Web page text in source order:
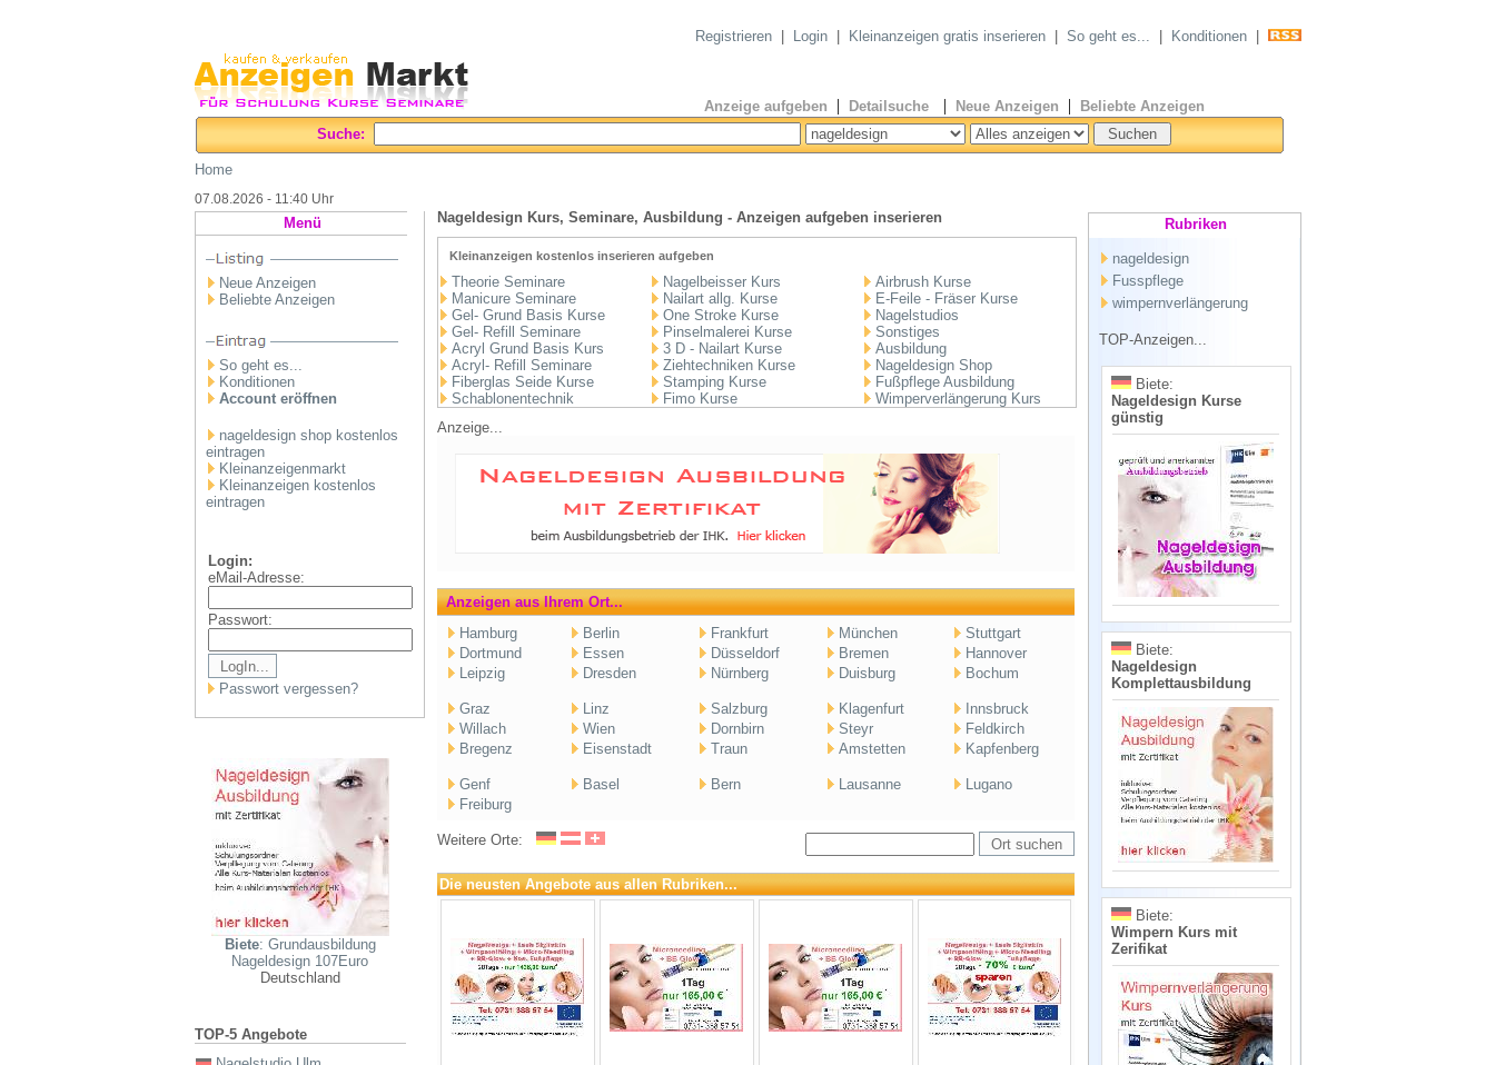
Registrieren| Login| Kleinanzeigen gratis inserieren| So geht es... Konditionen|
Anzeige aufgeben | Detailsuche | Neue Anzeigen |
Beliebte Anzeigen
Suche:
Home
07.08.2026 - 11:40 Uhr
Menü
Neue Anzeigen
Beliebte Anzeigen
So geht es...
Konditionen
Account eröffnen
nageldesign shop kostenlos
eintragen
Kleinanzeigenmarkt
Kleinanzeigen kostenlos
eintragen
Login:
eMail-Adresse:
Passwort:
Passwort vergessen?
Biete: Grundausbildung
Nageldesign 107Euro
Deutschland
TOP-5 Angebote
Nageldesign Kurs, Seminare, Ausbildung - Anzeigen aufgeben inserieren
Kleinanzeigen kostenlos inserieren aufgeben
Theorie Seminare
Manicure Seminare
Gel- Grund Basis Kurse
Gel- Refill Seminare
Acryl Grund Basis Kurs
Acryl- Refill Seminare
Fiberglas Seide Kurse
Schablonentechnik
Nagelbeisser Kurs
Nailart allg. Kurse
One Stroke Kurse
Pinselmalerei Kurse
3 D - Nailart Kurse
Ziehtechniken Kurse
Stamping Kurse
Fimo Kurse
Airbrush Kurse
E-Feile - Fräser Kurse
Nagelstudios
Sonstiges
Ausbildung
Nageldesign Shop
Fußpflege Ausbildung
Wimperverlängerung Kurs
Anzeige...
Anzeigen aus Ihrem Ort...
Hamburg
Berlin Frankfurt München
Stuttgart
Dortmund
Essen Düsseldorf Bremen
Hannover
Leipzig
Dresden Nürnberg Duisburg Bochum
Graz Linz Salzburg Klagenfurt
Innsbruck
Willach
Wien Dornbirn Steyr
Feldkirch
Bregenz
Eisenstadt Traun Amstetten Kapfenberg
Genf Basel Bern Lausanne
Lugano
Freiburg
Weitere Orte:
Die neusten Angebote aus allen Rubriken...
Rubriken
nageldesign
Fusspflege
wimpernverlängerung
TOP-Anzeigen...
Biete:
Nageldesign Kurse
günstig
Biete:
Nageldesign
Komplettausbildung
Biete:
Wimpern Kurs mit
Zerifikat